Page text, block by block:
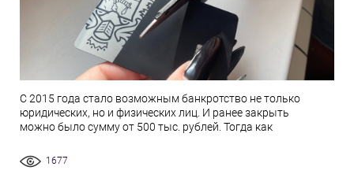
С 2015 года стало возможным банкротство не только
юридических, но и физических лиц. И ранее закрыть
можно было сумму от 500 тыс. рублей. Тогда как
1677